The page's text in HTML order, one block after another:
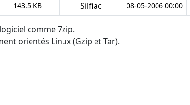
143.5 KB Silfiac 08-05-2006 00:00
comme 7zip.
orientés Linux (Gzip et Tar).